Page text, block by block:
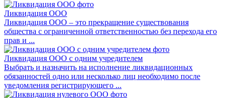
Ликвидация ООО
Ликвидация ООО – это прекращение существования
общества с ограниченной ответственностью без перехода его
прав и ...
Ликвидация ООО с одним учредителем
Выбрать и назначить на исполнение ликвидационных
обязанностей одно или несколько лиц необходимо после
уведомления регистрирующего ...